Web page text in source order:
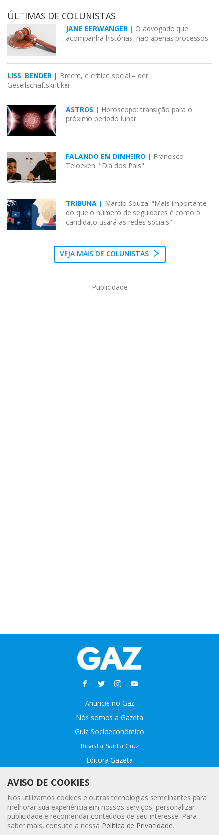
ÚLTIMAS DE COLUNISTAS
JANE BERWANGER | O advogado que
acompanha histórias, não apenas processos
LISSI BENDER | Brecht, o crítico social – der
Gesellschaftskritiker
ASTROS | Horóscopo: transição para o
próximo período lunar
FALANDO EM DINHEIRO | Francisco
Teloeken: "Dia dos Pais"
TRIBUNA | Marcio Souza: "Mais importante
do que o número de seguidores é como o
candidato usará as redes sociais"
VEJA MAIS DE COLUNISTAS
Publicidade
Anuncie no Gaz
Nós somos a Gazeta
Guia Socioeconômico
Revista Santa Cruz
Editora Gazeta
Fale conosco
Webmail
Assinatura Premiada
AVISO DE COOKIES
Nós utilizamos cookies e outras tecnologias semelhantes para
melhorar sua experiência em nossos serviços, personalizar
publicidade e recomendar conteúdos de seu interesse. Para
saber mais, consulte a nossa Política de Privacidade.